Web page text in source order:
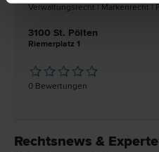
Verwaltungs­recht | Marken­recht |
3100 St. Pölten
Riemerplatz 1
0 Bewertungen
Rechtsnews &